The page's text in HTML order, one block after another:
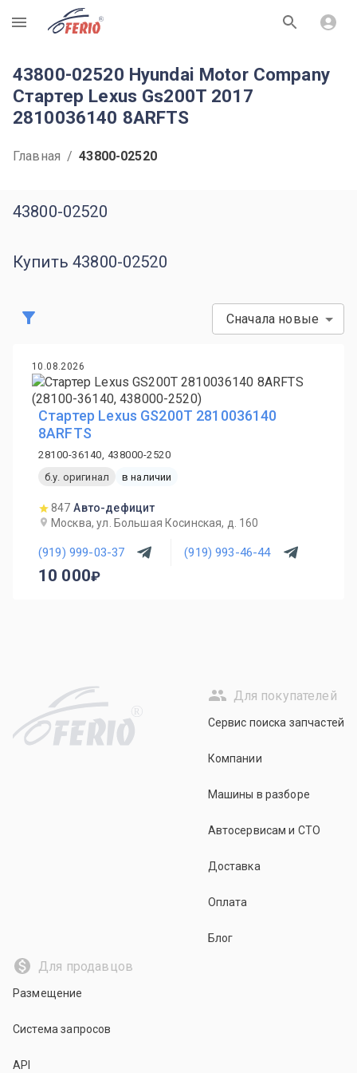
R
43800-02520 Hyundai Motor Company
Стартер Lexus Gs200T 2017
2810036140 8ARFTS
Главная / 43800-02520
43800-02520
Купить 43800-02520
Сначала новые
10.08.2026
Стартер Lexus GS200T 2810036140
8ARFTS
28100-36140, 438000-2520
б.у. оригинал
в наличии
847 Авто-дефицит
Москва, ул. Большая Косинская, д. 160
(919) 999-03-37 (919) 993-46-44
10 000
R
Для покупателей
Сервис поиска запчастей
Компании
Машины в разборе
Автосервисам и СТО
Доставка
Оплата
Блог
Для продавцов
Размещение
Система запросов
API